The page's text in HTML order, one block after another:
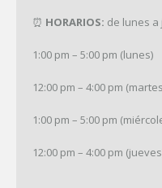
⏰ HORARIOS: de lunes
1:00 pm – 5:00 pm (lunes)
12:00 pm – 4:00 pm
1:00 pm – 5:00 pm
12:00 pm – 4:00 pm